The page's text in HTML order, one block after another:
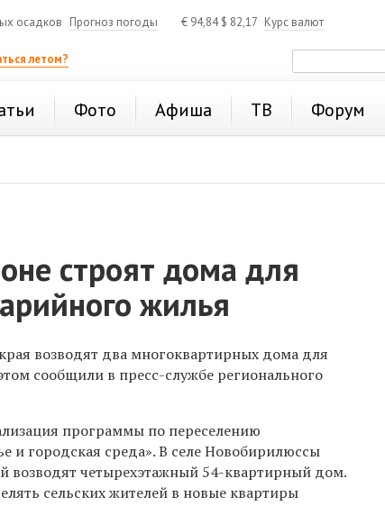
осадков Прогноз погоды € 94,84$ 82,17 Курс валют
летом?
Фото Афиша ТВ Форум
строят дома для
жилья
возводят два многоквартирных дома для
сообщили в пресс-службе регионального
программы по переселению
и городская среда». В селе Новобирилюссы
возводят четырехэтажный 54-квартирный дом.
сельских жителей в новые квартиры